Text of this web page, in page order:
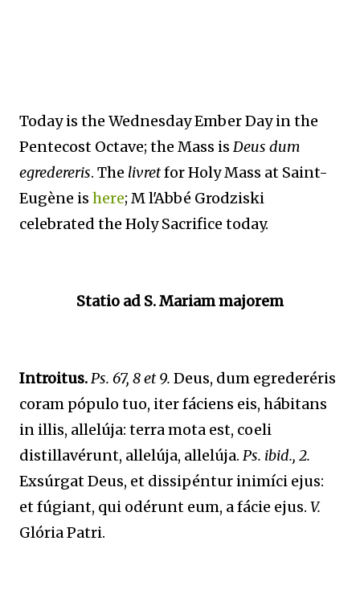
Today is the Wednesday Ember Day in the
Pentecost Octave; the Mass is Deus dum
egredereris. The livretfor Holy Mass at Saint-
Eugène is here; M l'Abbé Grodziski
celebrated the Holy Sacrifice today.
Statio ad S. Mariam majorem
Introitus.Ps. 67, 8 et 9. Deus, dum egrederéris
coram pópulo tuo, iter fáciens eis, hábitans
in illis, allelúja: terra mota est, coeli
distillavérunt, allelúja, allelúja. Ps. ibid., 2.
Exsúrgat Deus, et dissipéntur inimíci ejus:
et fúgiant, qui odérunt eum, a fácie ejus. V.
Glória Patri.